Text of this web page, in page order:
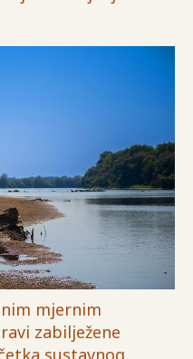
mjernim
zabilježene
sustavnog